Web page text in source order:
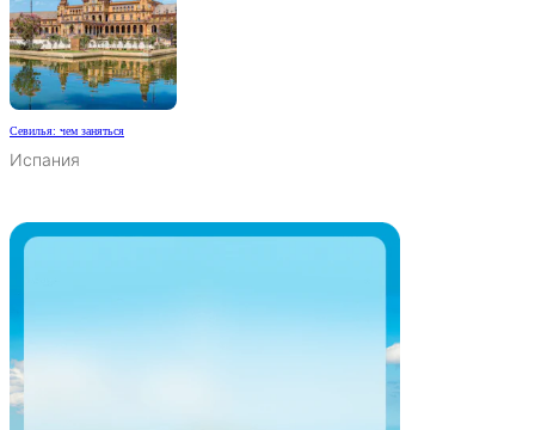
Севилья: чем заняться
Испания